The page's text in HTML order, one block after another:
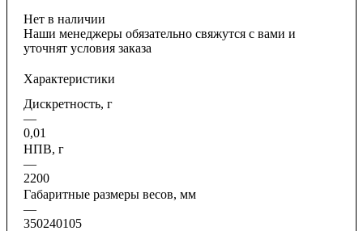
Нет в наличии
Наши менеджеры обязательно свяжутся с вами и
уточнят условия заказа
Характеристики
Дискретность, г
—
0,01
НПВ, г
—
2200
Габаритные размеры весов, мм
—
350240105